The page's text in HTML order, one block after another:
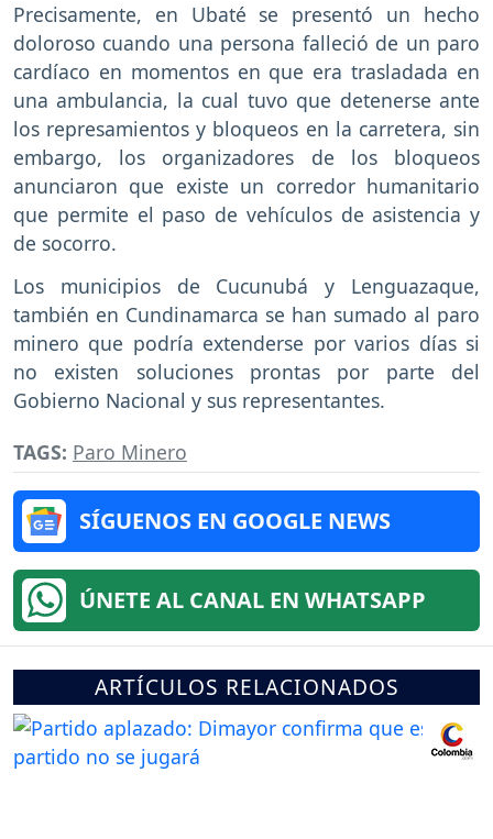
Precisamente, en Ubaté se presentó un hecho
doloroso cuando una persona falleció de un paro
cardíaco en momentos en que era trasladada en
una ambulancia, la cual tuvo que detenerse ante
los represamientos y bloqueos en la carretera, sin
embargo, los organizadores de los bloqueos
anunciaron que existe un corredor humanitario
que permite el paso de vehículos de asistencia y
de socorro.
Los municipios de Cucunubá y Lenguazaque,
también en Cundinamarca se han sumado al paro
minero que podría extenderse por varios días si
no existen soluciones prontas por parte del
Gobierno Nacional y sus representantes.
TAGS: Paro Minero
SÍGUENOS EN GOOGLE NEWS
ÚNETE AL CANAL EN WHATSAPP
ARTÍCULOS RELACIONADOS